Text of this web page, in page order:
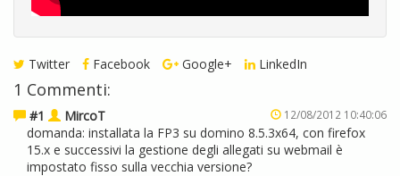
Twitter Facebook Google+ LinkedIn
1 Commenti:
#1 MircoT 12/08/2012 10:40:06
domanda: installata la FP3 su domino 8.5.3x64, con firefox
15.x e successivi la gestione degli allegati su webmail è
impostato fisso sulla vecchia versione?